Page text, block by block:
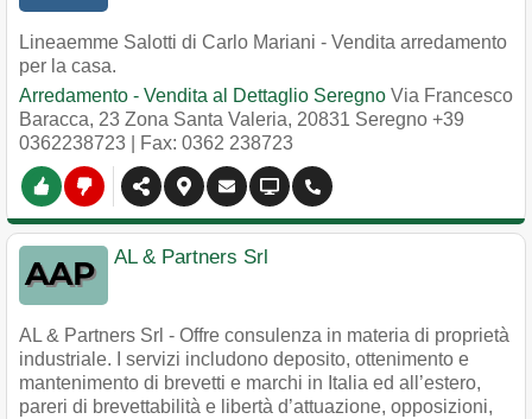
Lineaemme Salotti di Carlo Mariani - Vendita arredamento
per la casa.
Arredamento - Vendita al Dettaglio Seregno Via Francesco
Baracca, 23 Zona Santa Valeria, 20831 Seregno +39
0362238723 | Fax: 0362 238723
AL & Partners Srl
AL & Partners Srl - Offre consulenza in materia di proprietà
industriale. I servizi includono deposito, ottenimento e
mantenimento di brevetti e marchi in Italia ed all’estero,
pareri di brevettabilità e libertà d’attuazione, opposizioni,